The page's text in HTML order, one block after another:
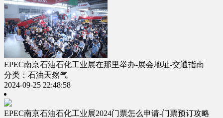
EPEC南京石油石化工业展在那里举办-展会地址-交通指南
分类：石油天然气
2024-09-25 22:48:58
EPEC南京石油石化工业展2024门票怎么申请-门票预订攻略